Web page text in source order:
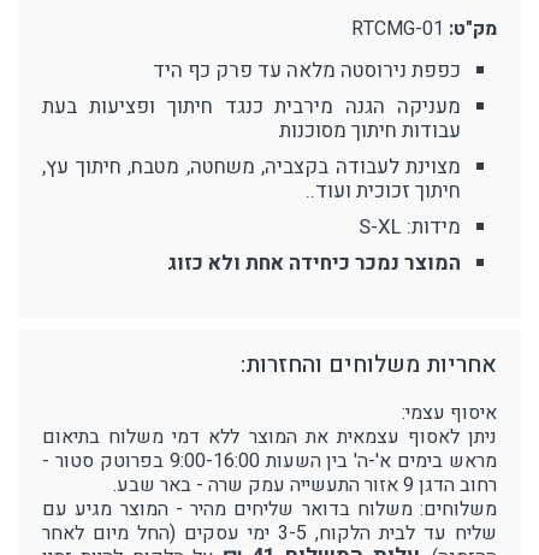
מק"ט: RTCMG-01
כפפת נירוסטה מלאה עד פרק כף היד
מעניקה הגנה מירבית כנגד חיתוך ופציעות בעת
עבודות חיתוך מסוכנות
מצוינת לעבודה בקצביה, משחטה, מטבח, חיתוך עץ,
חיתוך זכוכית ועוד..
מידות: S-XL
המוצר נמכר כיחידה אחת ולא כזוג
אחריות משלוחים והחזרות:
איסוף עצמי:
ניתן לאסוף עצמאית את המוצר ללא דמי משלוח בתיאום
מראש בימים א'-ה' בין השעות 9:00-16:00 בפרוטק סטור -
רחוב הדגן 9 אזור התעשייה עמק שרה - באר שבע.
משלוחים: משלוח בדואר שליחים מהיר - המוצר מגיע עם
שליח עד לבית הלקוח, 3-5 ימי עסקים (החל מיום לאחר